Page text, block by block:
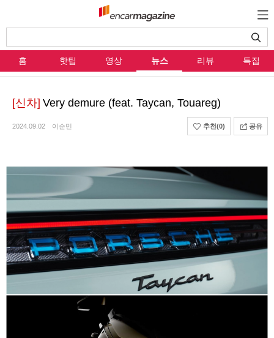
홈 핫팁 영상 뉴스 리뷰 특집
[신차] Very demure (feat. Taycan, Touareg)
2024.09.02 이순민 추천(0) 공유